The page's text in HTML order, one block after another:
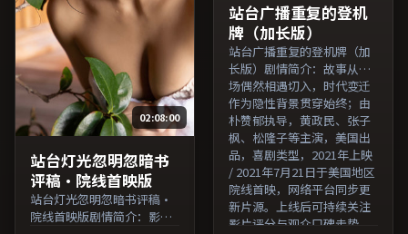
02:08:00
站台灯光忽明忽暗书
评稿·院线首映版
站台灯光忽明忽暗书评稿·
院线首映版剧情简介：影片
站台广播重复的登机
牌（加长版）
站台广播重复的登机牌（加
长版）剧情简介：故事从一
场偶然相遇切入，时代变迁
作为隐性背景贯穿始终；由
朴赞郁执导，黄政民、张子
枫、松隆子等主演，美国出
品，喜剧类型，2021年上映
/ 2021年7月21日于美国地区
院线首映，网络平台同步更
新片源。上线后可持续关注
影片评分与观众口碑走势。